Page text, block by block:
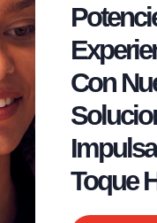
Con
Toque